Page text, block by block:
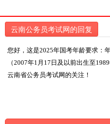
云南公务员考试网的回复
您好，这是2025年国考年龄要求：
（2007年1月17日及以前出生至
云南省公务员考试网的关注！